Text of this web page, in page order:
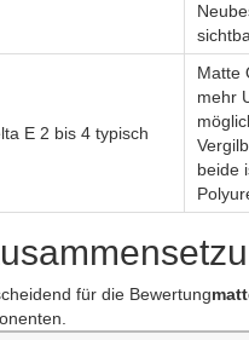
E 2 bis 4 typisch
Matte
mehr
beide
für die Bewertung